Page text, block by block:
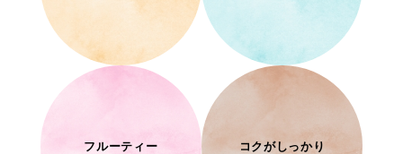
フルーティー コクがしっかり